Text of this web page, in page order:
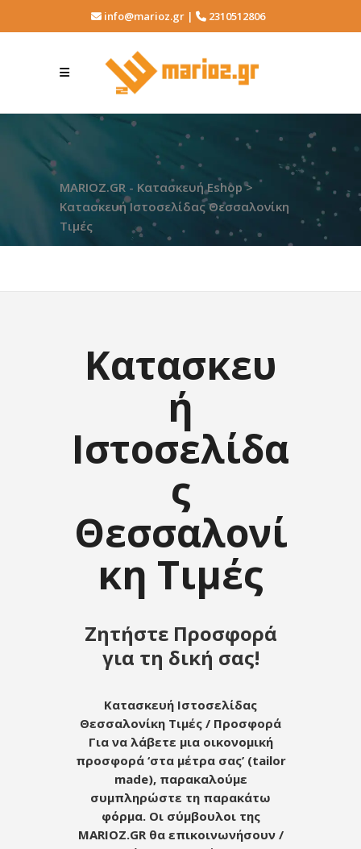
info@marioz.gr | 2310512806
MARIOZ.GR - Κατασκευή Eshop>
Κατασκευή Ιστοσελίδας Θεσσαλονίκη
Τιμές
Κατασκευ
ή
Ιστοσελίδα
ς
Θεσσαλονί
κη Τιμές
Ζητήστε Προσφορά
για τη δική σας!
Κατασκευή Ιστοσελίδας
Θεσσαλονίκη Τιμές / Προσφορά
Για να λάβετε μια οικονομική
προσφορά ‘στα μέτρα σας’ (tailor
made), παρακαλούμε
συμπληρώστε τη παρακάτω
φόρμα. Οι σύμβουλοι της
MARIOZ.GR θα επικοινωνήσουν /